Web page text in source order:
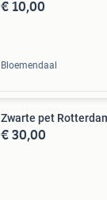
€ 10,00
Bloemendaal
Zwarte pet
€ 30,00